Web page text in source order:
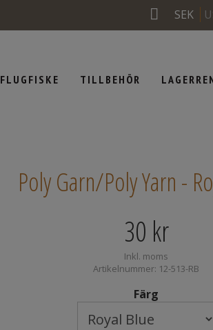
SEK
FLUGFISKE TILLBEHÖR
Poly Garn/Poly Yarn -
30 kr
Inkl. moms
Artikelnummer: 12-513-RB
Färg